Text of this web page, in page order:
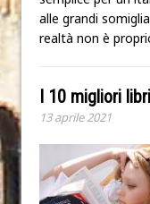
alle grandi
realtà non è
I 10 migliori
13 aprile 2021